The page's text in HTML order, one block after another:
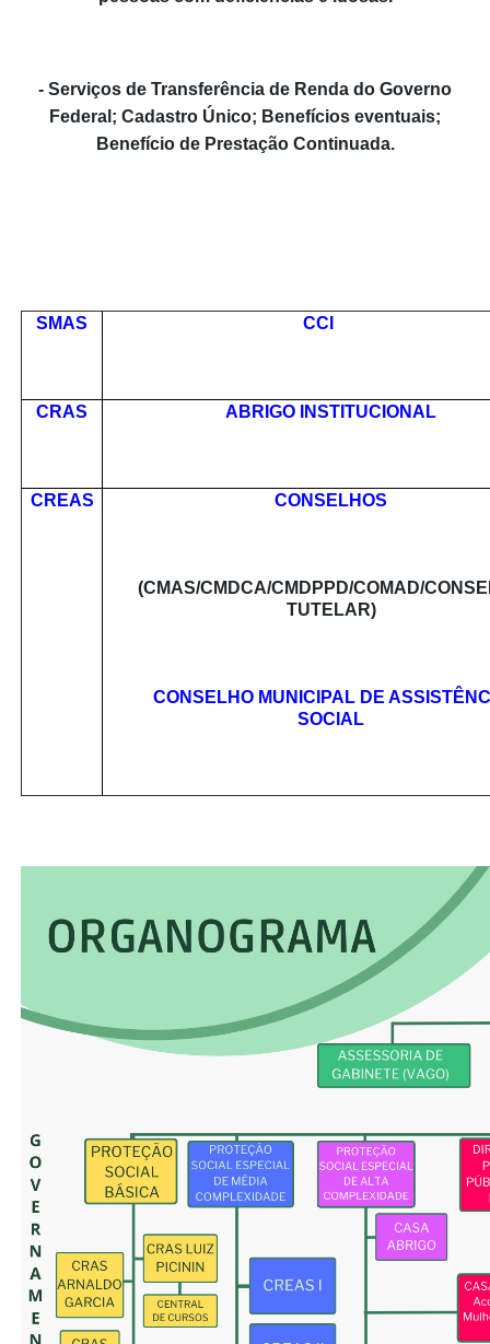
- Serviços de Transferência de Renda do Governo
Federal; Cadastro Único; Benefícios eventuais;
Benefício de Prestação Continuada.
SMAS CCI
CRAS ABRIGO INSTITUCIONAL
CREAS CONSELHOS
(CMAS/CMDCA/CMDPPD/COMAD/
TUTELAR)
CONSELHO MUNICIPAL DE
SOCIAL